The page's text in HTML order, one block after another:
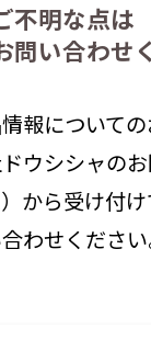
不明な点は
問い合わせ
報について
ウシシャの
から受け付け
わせください